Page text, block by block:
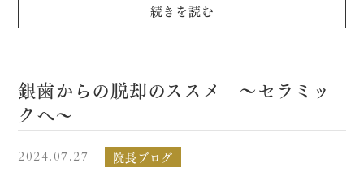
続きを読む
銀歯からの脱却のススメ 〜セラミッ
クへ〜
2024.07.27 院長ブログ